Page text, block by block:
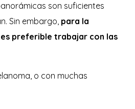
son suficientes
Sin embargo, para la
preferible trabajar con las
o con muchas